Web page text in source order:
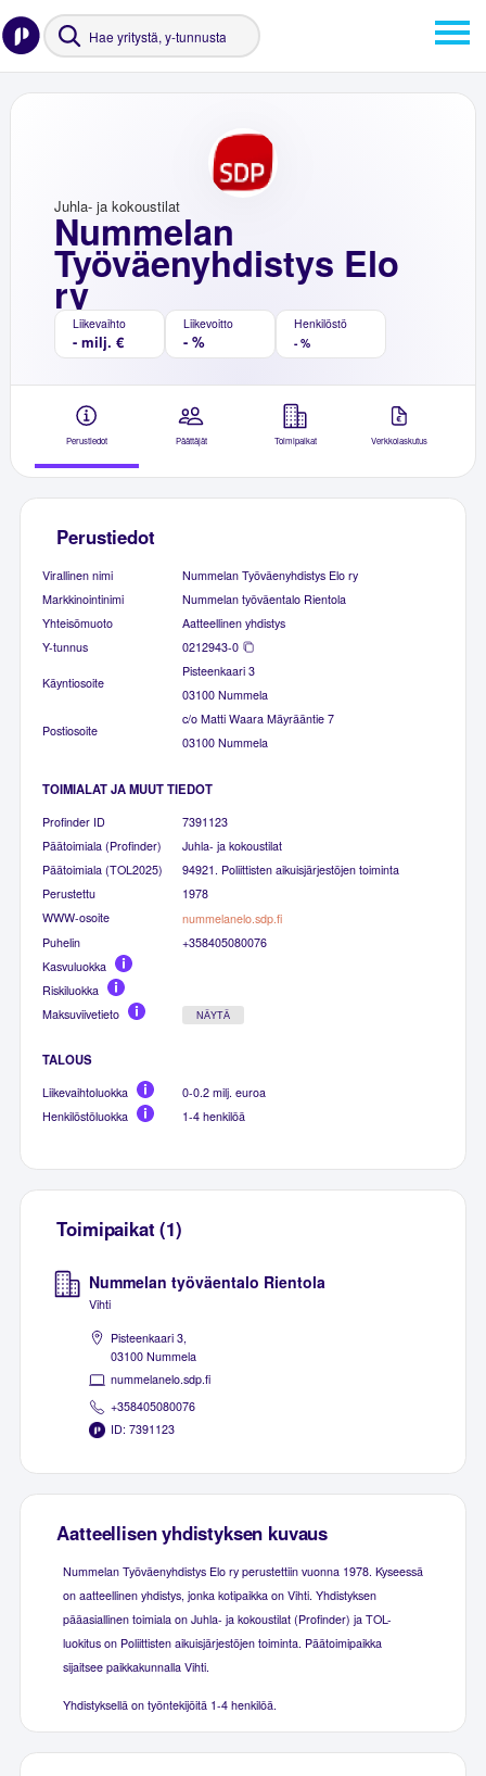
Nummelan
Työväenyhdistys Elo
ry
Juhla- ja kokoustilat
Liikevaihto
- milj. €
Liikevoitto
- %
Henkilöstö
- %
Perustiedot Päättäjät Toimipaikat Verkkolaskutus
Perustiedot
Virallinen nimi
Nummelan Työväenyhdistys Elo ry
Markkinointinimi
Nummelan työväentalo Rientola
Yhteisömuoto
Aatteellinen yhdistys
Y-tunnus
0212943-0
Käyntiosoite
Pisteenkaari 3
03100 Nummela
Postiosoite
c/o Matti Waara Mäyrääntie 7
03100 Nummela
TOIMIALAT JA MUUT TIEDOT
Profinder ID
7391123
Päätoimiala (Profinder)
Juhla- ja kokoustilat
Päätoimiala (TOL2025)
94921. Poliittisten aikuisjärjestöjen toiminta
Perustettu
1978
WWW-osoite
nummelanelo.sdp.fi
Puhelin
+358405080076
Kasvuluokka
Riskiluokka
Maksuviivetieto
NÄYTÄ
TALOUS
Liikevaihtoluokka
0-0.2 milj. euroa
Henkilöstöluokka
1-4 henkilöä
Toimipaikat (1)
Nummelan työväentalo Rientola
Vihti
Pisteenkaari 3,
03100 Nummela
nummelanelo.sdp.fi
+358405080076
ID: 7391123
Aatteellisen yhdistyksen kuvaus
Nummelan Työväenyhdistys Elo ry perustettiin vuonna 1978. Kyseessä
on aatteellinen yhdistys, jonka kotipaikka on Vihti. Yhdistyksen
pääasiallinen toimiala on Juhla- ja kokoustilat (Profinder) ja TOL-
luokitus on Poliittisten aikuisjärjestöjen toiminta. Päätoimipaikka
sijaitsee paikkakunnalla Vihti.
Yhdistyksellä on työntekijöitä 1-4 henkilöä.